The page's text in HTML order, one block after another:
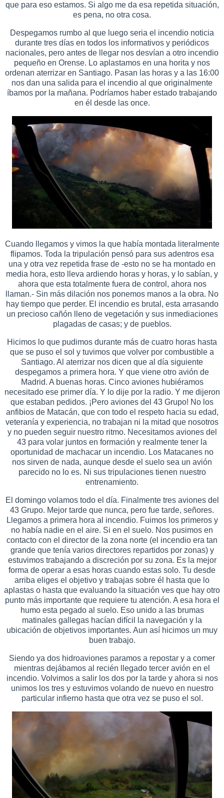
que para eso estamos. Si algo me da esa repetida situación,
es pena, no otra cosa.
Despegamos rumbo al que luego seria el incendio noticia
durante tres días en todos los informativos y periódicos
nacionales, pero antes de llegar nos desvían a otro incendio
pequeño en Orense. Lo aplastamos en una horita y nos
ordenan aterrizar en Santiago. Pasan las horas y a las 16:00
nos dan una salida para el incendio al que originalmente
íbamos por la mañana. Podríamos haber estado trabajando
en él desde las once.
Cuando llegamos y vimos la que había montada literalmente
flipamos. Toda la tripulación pensó para sus adentros esa
una y otra vez repetida frase de -esto no se ha montado en
media hora, esto lleva ardiendo horas y horas, y lo sabían, y
ahora que esta totalmente fuera de control, ahora nos
llaman.- Sin más dilación nos ponemos manos a la obra. No
hay tiempo que perder. El incendio es brutal, esta arrasando
un precioso cañón lleno de vegetación y sus inmediaciones
plagadas de casas; y de pueblos.
Hicimos lo que pudimos durante más de cuatro horas hasta
que se puso el sol y tuvimos que volver por combustible a
Santiago. Al aterrizar nos dicen que al día siguiente
despegamos a primera hora. Y que viene otro avión de
Madrid. A buenas horas. Cinco aviones hubiéramos
necesitado ese primer día. Y lo dije por la radio. Y me dijeron
que estaban pedidos. ¡Pero aviones del 43 Grupo! No los
anfibios de Matacán, que con todo el respeto hacia su edad,
veteranía y experiencia, no trabajan ni la mitad que nosotros
y no pueden seguir nuestro ritmo. Necesitamos aviones del
43 para volar juntos en formación y realmente tener la
oportunidad de machacar un incendio. Los Matacanes no
nos sirven de nada, aunque desde el suelo sea un avión
parecido no lo es. Ni sus tripulaciones tienen nuestro
entrenamiento.
El domingo volamos todo el día. Finalmente tres aviones del
43 Grupo. Mejor tarde que nunca, pero fue tarde, señores.
Llegamos a primera hora al incendio. Fuimos los primeros y
no había nadie en el aire. Si en el suelo. Nos pusimos en
contacto con el director de la zona norte (el incendio era tan
grande que tenía varios directores repartidos por zonas) y
estuvimos trabajando a discreción por su zona. Es la mejor
forma de operar a esas horas cuando estas solo. Tu desde
arriba eliges el objetivo y trabajas sobre él hasta que lo
aplastas o hasta que evaluando la situación ves que hay otro
punto más importante que requiere tu atención. A esa hora el
humo esta pegado al suelo. Eso unido a las brumas
matinales gallegas hacían difícil la navegación y la
ubicación de objetivos importantes. Aun así hicimos un muy
buen trabajo.
Siendo ya dos hidroaviones paramos a repostar y a comer
mientras dejábamos al recién llegado tercer avión en el
incendio. Volvimos a salir los dos por la tarde y ahora si nos
unimos los tres y estuvimos volando de nuevo en nuestro
particular infierno hasta que otra vez se puso el sol.